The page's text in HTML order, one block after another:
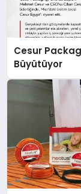
Cesur
Büyütüyor